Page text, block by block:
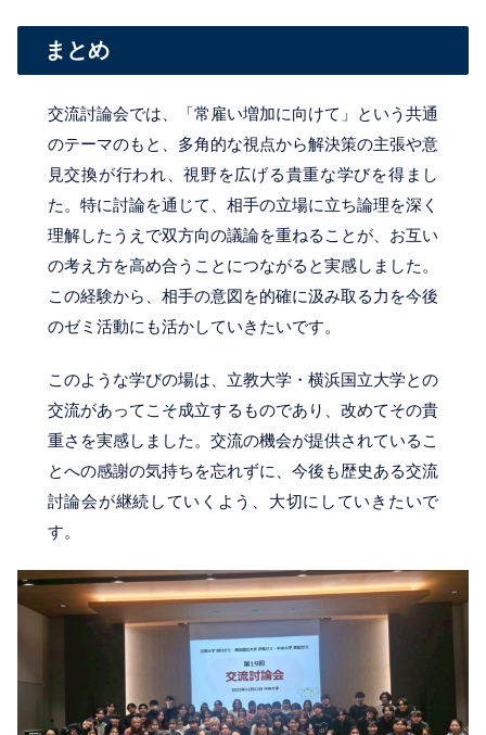
まとめ
交流討論会では、「常雇い増加に向けて」という共通
のテーマのもと、多角的な視点から解決策の主張や意
見交換が行われ、視野を広げる貴重な学びを得まし
た。特に討論を通じて、相手の立場に立ち論理を深く
理解したうえで双方向の議論を重ねることが、お互い
の考え方を高め合うことにつながると実感しました。
この経験から、相手の意図を的確に汲み取る力を今後
のゼミ活動にも活かしていきたいです。
このような学びの場は、立教大学・横浜国立大学との
交流があってこそ成立するものであり、改めてその貴
重さを実感しました。交流の機会が提供されているこ
とへの感謝の気持ちを忘れずに、今後も歴史ある交流
討論会が継続していくよう、大切にしていきたいで
す。